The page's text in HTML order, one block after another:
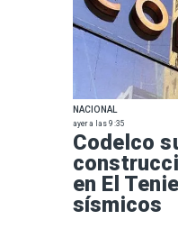
NACIONAL
ayer a las 9:35
Codelco
en El
sísmicos